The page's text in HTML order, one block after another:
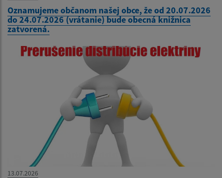
Oznamujeme občanom našej obce, že od 20.07.2026
do 24.07.2026 (vrátanie) bude obecná knižnica
zatvorená.
13.07.2026